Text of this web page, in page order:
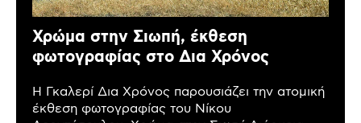
Χρώμα στην Σιωπή, έκθεση
φωτογραφίας στο Δια Χρόνος
Η Γκαλερί Δια Χρόνος παρουσιάζει την ατομική
έκθεση φωτογραφίας του Νίκου